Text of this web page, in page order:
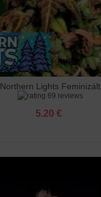
Northern Lights Feminizált
69 reviews
5.20 €